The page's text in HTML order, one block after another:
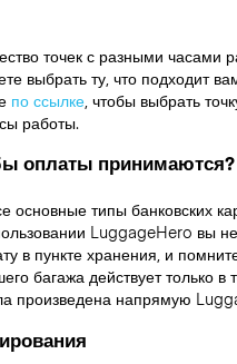
точек с разными часами
выбрать ту, что подходит
по ссылке,чтобы выбрать
работы.
оплаты принимаются?
основные типы банковских
LuggageHero вы не
в пункте хранения, и
багажа действует только в
произведена напрямую